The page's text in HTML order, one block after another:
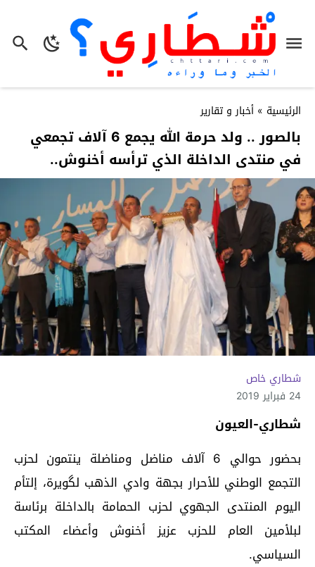
الرئيسية » أخبار و تقارير
بالصور .. ولد حرمة الله يجمع 6 آلاف تجمعي
في منتدى الداخلة الذي ترأسه أخنوش..
شطاري خاص
24 فبراير 2019
شطاري-العيون
بحضور حوالي 6 آلاف مناضل ومناضلة ينتمون لحزب
التجمع الوطني للأحرار بجهة وادي الذهب لگويرة، إلتأم
اليوم المنتدى الجهوي لحزب الحمامة بالداخلة برئاسة
لبلأمين العام للحزب عزيز أخنوش وأعضاء المكتب
السياسي.